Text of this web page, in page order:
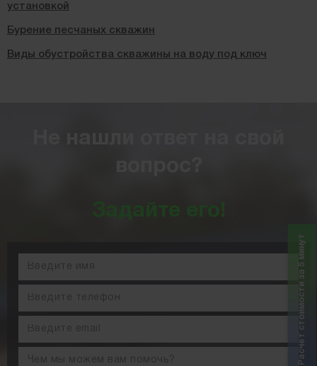
установкой
Бурение песчаных скважин
Виды обустройства скважины на воду под ключ
Задайте его!
Расчет стоимости за 5 минут